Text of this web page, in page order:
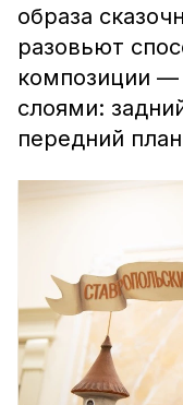
образа
разовьют
композиции —
слоями:
передний